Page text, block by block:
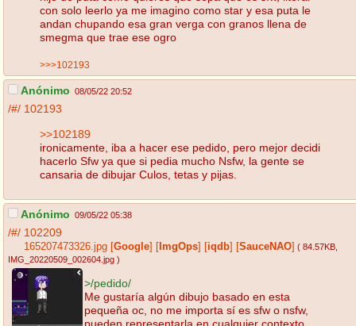
con solo leerlo ya me imagino como star y esa puta le
andan chupando esa gran verga con granos llena de
smegma que trae ese ogro
>>>102193
Anónimo 08/05/22 20:52
/#/ 102193
>>102189
ironicamente, iba a hacer ese pedido, pero mejor decidi
hacerlo Sfw ya que si pedia mucho Nsfw, la gente se
cansaria de dibujar Culos, tetas y pijas.
Anónimo 09/05/22 05:38
/#/ 102209
165207473326.jpg Google ImgOps iqdb SauceNAO ( 84.57KB
IMG_20220509_002604.jpg )
>/pedido/
Me gustaría algún dibujo basado en esta
pequeña oc, no me importa sí es sfw o nsfw,